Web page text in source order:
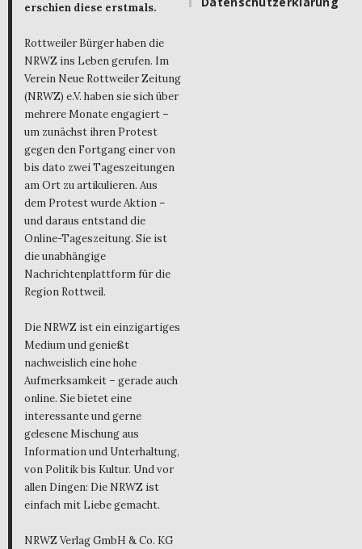
erschien diese erstmals.
Rottweiler Bürger haben die
NRWZ ins Leben gerufen. Im
Verein Neue Rottweiler Zeitung
(NRWZ) e.V. haben sie sich über
mehrere Monate engagiert –
um zunächst ihren Protest
gegen den Fortgang einer von
bis dato zwei Tageszeitungen
am Ort zu artikulieren. Aus
dem Protest wurde Aktion –
und daraus entstand die
Online-Tageszeitung. Sie ist
die unabhängige
Nachrichtenplattform für die
Region Rottweil.
Die NRWZ ist ein einzigartiges
Medium und genießt
nachweislich eine hohe
Aufmerksamkeit – gerade auch
online. Sie bietet eine
interessante und gerne
gelesene Mischung aus
Information und Unterhaltung,
von Politik bis Kultur. Und vor
allen Dingen: Die NRWZ ist
einfach mit Liebe gemacht.
NRWZ Verlag GmbH & Co. KG